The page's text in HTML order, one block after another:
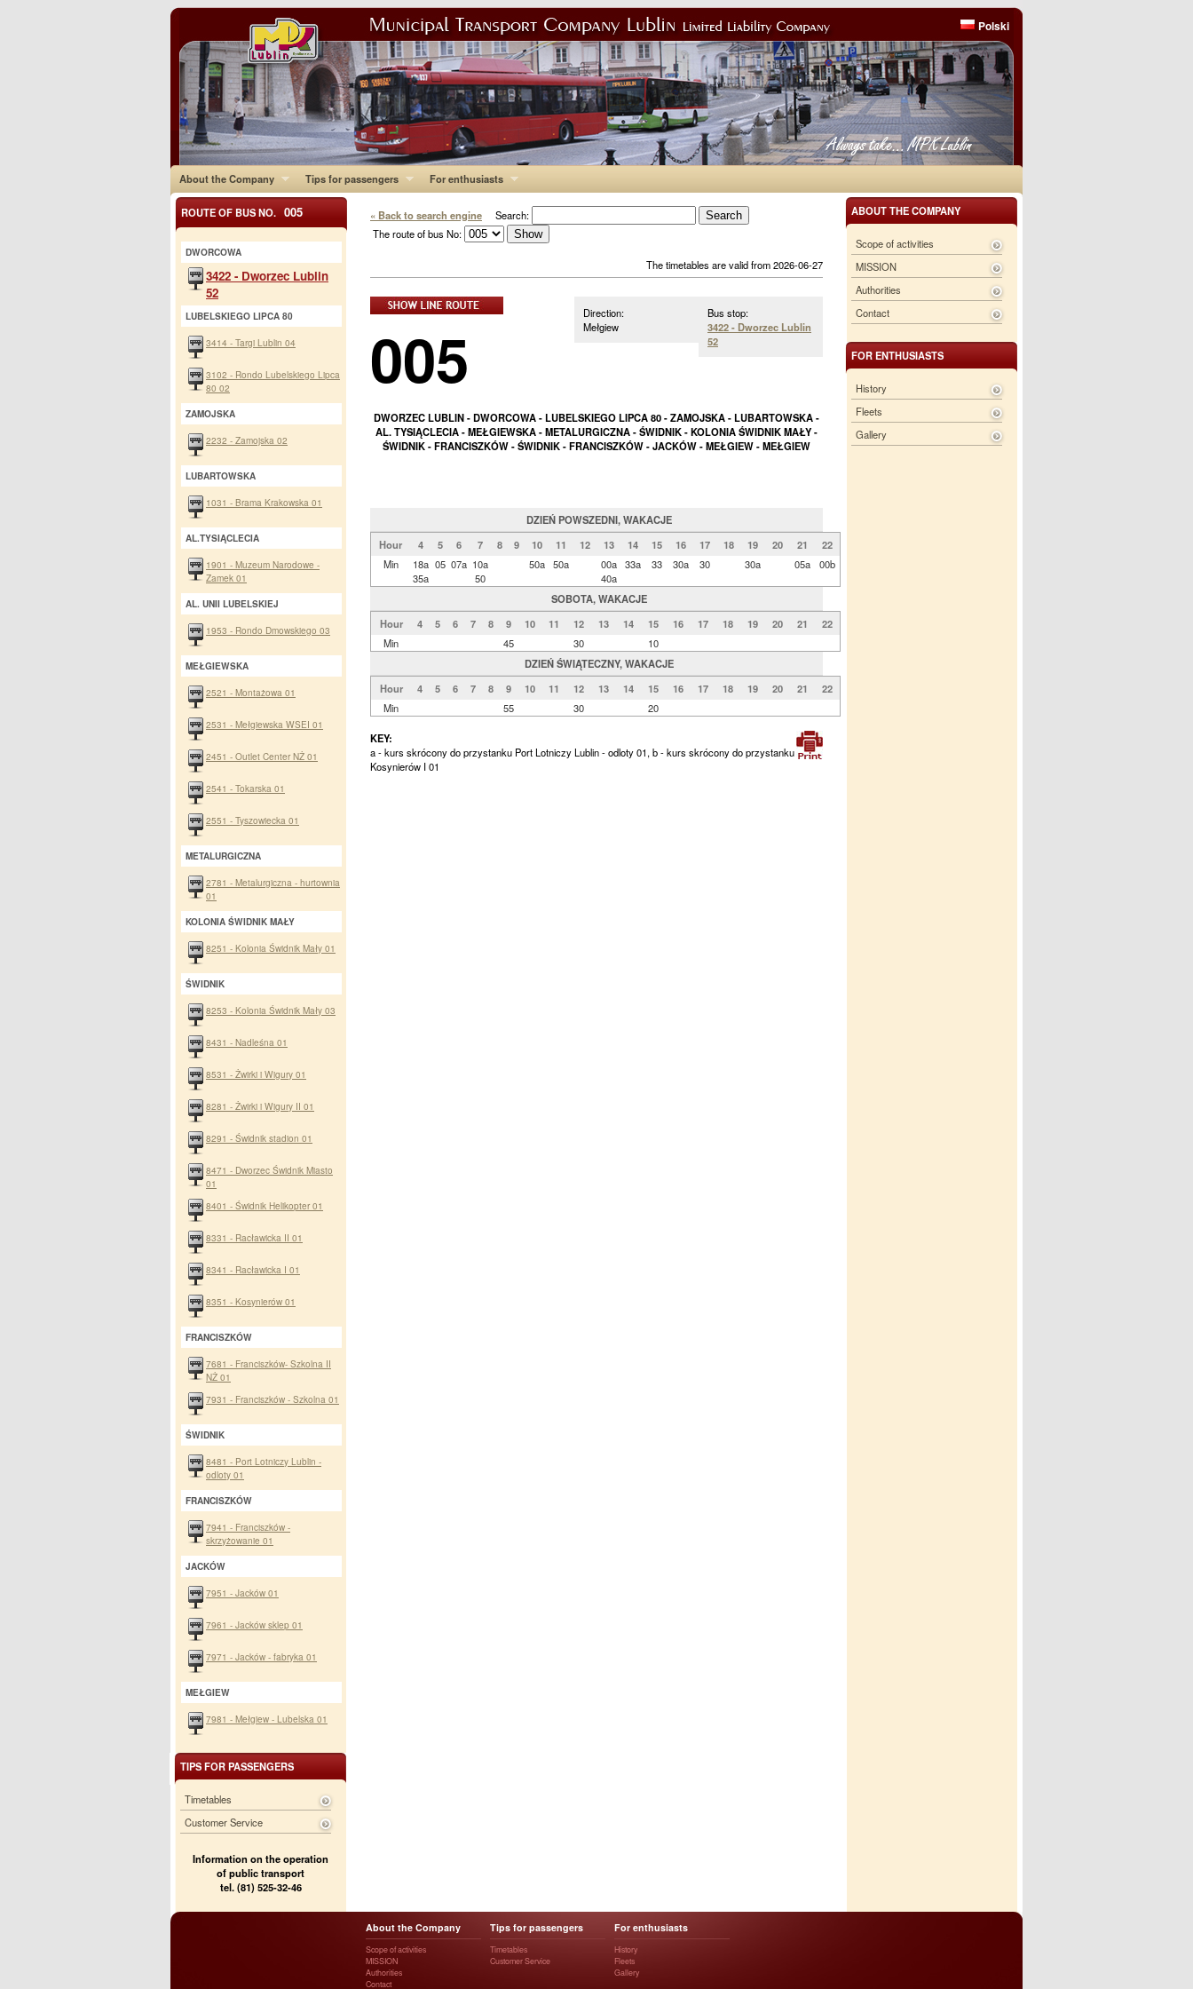
Polski
About the Company Tips for passengers For enthusiasts
ABOUT THE COMPANY
Scope of activities
MISSION
Authorities
Contact
FOR ENTHUSIASTS
History
Fleets
Gallery
« Back to search engine Search:
The route of bus No:
The timetables are valid from 2026-06-27
Bus stop:
3422 - Dworzec Lublin
52
Direction:
Mełgiew
005
DWORZEC LUBLIN - DWORCOWA - LUBELSKIEGO LIPCA 80 - ZAMOJSKA - LUBARTOWSKA -
AL. TYSIĄCLECIA - MEŁGIEWSKA - METALURGICZNA - ŚWIDNIK - KOLONIA ŚWIDNIK MAŁY -
ŚWIDNIK - FRANCISZKÓW - ŚWIDNIK - FRANCISZKÓW - JACKÓW - MEŁGIEW - MEŁGIEW
DZIEŃ POWSZEDNI, WAKACJE
Hour
4 5 6 7 8 9 10 11 12 13 14 15 16 17 18 19 20 21
22
Min
18a
35a
05 07a 10a
50
50a 50a
00a
40a
33a 33 30a 30 30a 05a 00b
SOBOTA, WAKACJE
Hour
4 5 6 7 8 9 10 11 12 13 14 15 16 17 18 19 20 21
22
Min
45 30
10
DZIEŃ ŚWIĄTECZNY, WAKACJE
Hour
4 5 6 7 8 9 10 11 12 13 14 15 16 17 18 19 20 21
22
Min
55 30 20
KEY:
a - kurs skrócony do przystanku Port Lotniczy Lublin - odloty 01, b - kurs skrócony do przystanku
Kosynierów I 01
ROUTE OF BUS NO. 005
DWORCOWA
3422 - Dworzec Lublin
52
LUBELSKIEGO LIPCA 80
3414 - Targi Lublin 04
3102 - Rondo Lubelskiego Lipca
80 02
ZAMOJSKA
2232 - Zamojska 02
LUBARTOWSKA
1031 - Brama Krakowska 01
AL.TYSIĄCLECIA
1901 - Muzeum Narodowe -
Zamek 01
AL. UNII LUBELSKIEJ
1953 - Rondo Dmowskiego 03
MEŁGIEWSKA
2521 - Montażowa 01
2531 - Mełgiewska WSEI 01
2451 - Outlet Center NŻ 01
2541 - Tokarska 01
2551 - Tyszowiecka 01
METALURGICZNA
2781 - Metalurgiczna - hurtownia
01
KOLONIA ŚWIDNIK MAŁY
8251 - Kolonia Świdnik Mały 01
ŚWIDNIK
8253 - Kolonia Świdnik Mały 03
8431 - Nadleśna 01
8531 - Żwirki i Wigury 01
8281 - Żwirki i Wigury II 01
8291 - Świdnik stadion 01
8471 - Dworzec Świdnik Miasto
01
8401 - Świdnik Helikopter 01
8331 - Racławicka II 01
8341 - Racławicka I 01
8351 - Kosynierów 01
FRANCISZKÓW
7681 - Franciszków- Szkolna II
NŻ 01
7931 - Franciszków - Szkolna 01
ŚWIDNIK
8481 - Port Lotniczy Lublin -
odloty 01
FRANCISZKÓW
7941 - Franciszków -
skrzyżowanie 01
JACKÓW
7951 - Jacków 01
7961 - Jacków sklep 01
7971 - Jacków - fabryka 01
MEŁGIEW
7981 - Mełgiew - Lubelska 01
TIPS FOR PASSENGERS
Timetables
Customer Service
Information on the operation
of public transport
tel. (81) 525-32-46
About the Company
Scope of activities
MISSION
Authorities
Contact
Tips for passengers
Timetables
Customer Service
For enthusiasts
History
Fleets
Gallery